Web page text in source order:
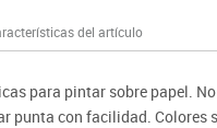
del artículo
para pintar sobre papel.
punta con facilidad. Colores